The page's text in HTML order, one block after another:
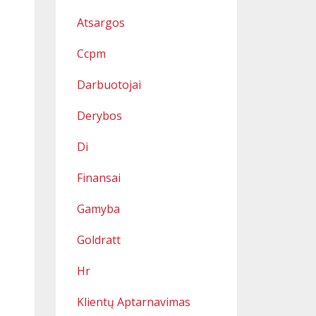
Atsargos
Ccpm
Darbuotojai
Derybos
Di
Finansai
Gamyba
Goldratt
Hr
Klientų Aptarnavimas